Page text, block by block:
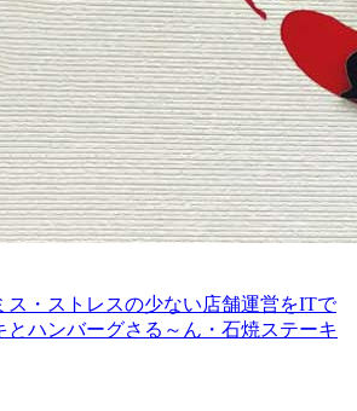
ス・ストレスの少ない店舗運営をITで
とハンバーグさる～ん・石焼ステーキ